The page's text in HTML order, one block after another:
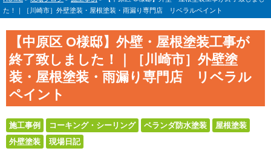
た！｜［川崎市］外壁塗装・屋根塗装・雨漏り専門店 リベラルペイント
【中原区 O様邸】外壁・屋根塗装工事が
終了致しました！｜［川崎市］外壁塗
装・屋根塗装・雨漏り専門店 リベラル
ペイント
施工事例 コーキング・シーリング ベランダ防水塗装
屋根塗装
外壁塗装
現場日記